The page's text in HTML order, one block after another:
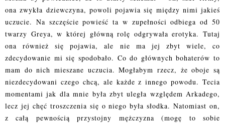
ona zwykła dziewczyna, powoli pojawia się między nimi jakieś
uczucie. Na szczęście powieść ta w zupełności odbiega od 50
twarzy Greya, w której główną rolę odgrywała erotyka. Tutaj
ona również się pojawia, ale nie ma jej zbyt wiele, co
zdecydowanie mi się spodobało. Co do głównych bohaterów to
mam do nich mieszane uczucia. Mogłabym rzecz, że oboje są
niezdecydowani czego chcą, ale każde z innego powodu. Tecia
momentami jak dla mnie była zbyt uległa względem Arkadego,
lecz jej chęć troszczenia się o niego była słodka. Natomiast on,
z całą pewnością przystojny mężczyzna (mogę to sobie